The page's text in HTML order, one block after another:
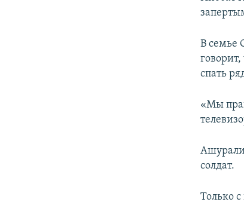
В семье
спать
«Мы
Ашурали
солдат.
Только